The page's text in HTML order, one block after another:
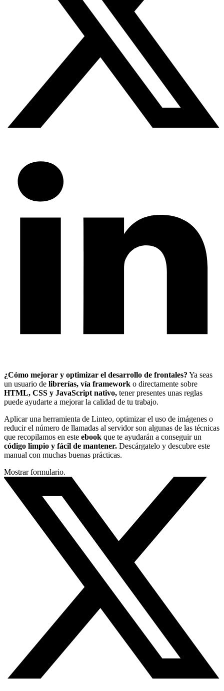
¿Cómo mejorar y optimizar el desarrollo de frontales? Ya seas
un usuario de librerías, vía framework o directamente sobre
HTML, CSS y JavaScript nativo, tener presentes unas reglas
puede ayudarte a mejorar la calidad de tu trabajo.
Aplicar una herramienta de Linteo, optimizar el uso de imágenes o
reducir el número de llamadas al servidor son algunas de las técnicas
que recopilamos en este ebook que te ayudarán a conseguir un
código limpio y fácil de mantener. Descárgatelo y descubre este
manual con muchas buenas prácticas.
Mostrar formulario.